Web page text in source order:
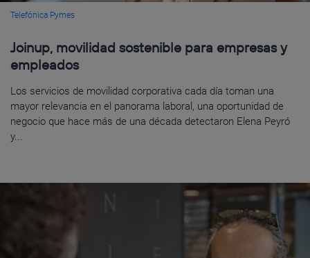
Telefónica Pymes
Joinup, movilidad sostenible para empresas y
empleados
Los servicios de movilidad corporativa cada día toman una
mayor relevancia en el panorama laboral, una oportunidad de
negocio que hace más de una década detectaron Elena Peyró
y...